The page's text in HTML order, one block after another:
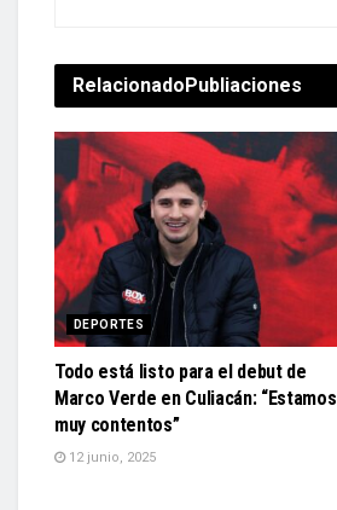
RelacionadoPubliaciones
DEPORTES
Todo está listo para el debut de
Marco Verde en Culiacán: “Estamos
muy contentos”
12 junio, 2025